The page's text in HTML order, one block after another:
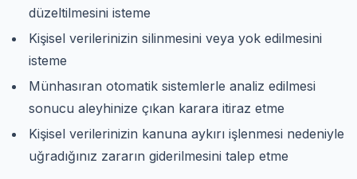
düzeltilmesini isteme
Kişisel verilerinizin silinmesini veya yok edilmesini
isteme
Münhasıran otomatik sistemlerle analiz edilmesi
sonucu aleyhinize çıkan karara itiraz etme
Kişisel verilerinizin kanuna aykırı işlenmesi nedeniyle
uğradığınız zararın giderilmesini talep etme